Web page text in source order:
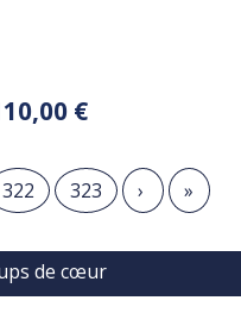
€
Page
322 Page
323 Page
› »
de cœur